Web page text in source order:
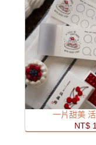
一片甜美
NT$